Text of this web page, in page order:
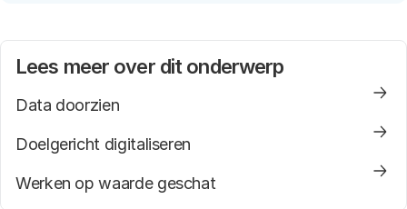
Lees meer over dit onderwerp
Data doorzien
Doelgericht digitaliseren
Werken op waarde geschat